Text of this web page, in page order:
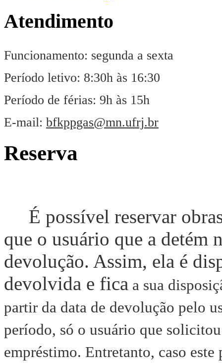
Atendimento
Funcionamento: segunda a sexta
Período letivo: 8:30h às 16:30
Período de férias: 9h às 15h
E-mail: bfkppgas@mn.ufrj.br
Reserva
É possível reservar obras
que o usuário que a detém
devolução. Assim, ela é
devolvida e fica a sua
partir da data de devolução pelo
período, só o usuário que
empréstimo. Entretanto, caso